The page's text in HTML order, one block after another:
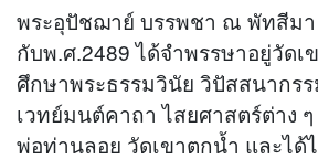
พระอุปัชฌาย์ บรรพชา ณ พัทสีมา
กับพ.ศ.2489 ได้จำพรรษาอยู่วัด
ศึกษาพระธรรมวินัย วิปัสสนากร
เวทย์มนต์คาถา ไสยศาสตร์ต่าง
พ่อท่านลอย วัดเขาตกน้ำ และได้